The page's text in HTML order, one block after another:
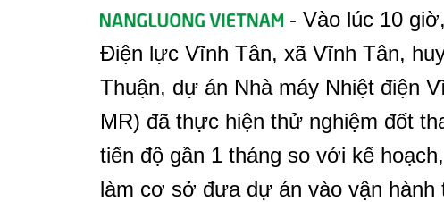
- Vào lúc 10
Điện lực Vĩnh Tân, xã Vĩnh Tân,
Thuận, dự án Nhà máy Nhiệt điện
MR) đã thực hiện thử nghiệm đốt
tiến độ gần 1 tháng so với kế
làm cơ sở đưa dự án vào vận hành